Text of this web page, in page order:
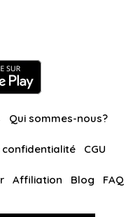
Qui sommes-nous?
confidentialité CGU
Affiliation Blog FAQ